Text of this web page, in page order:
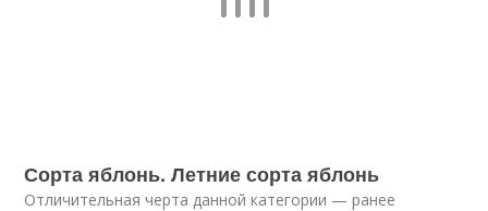
Сорта яблонь. Летние сорта яблонь
Отличительная черта данной категории — ранее